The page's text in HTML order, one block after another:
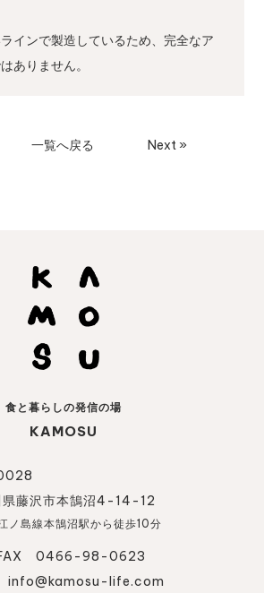
インで製造しているため、完全なア
ありません。
一覧へ戻る Next »
食と暮らしの発信の場
KAMOSU
県藤沢市本鵠沼4-14-12
ノ島線本鵠沼駅から徒歩10分
0466-98-0623
info@kamosu-life.com